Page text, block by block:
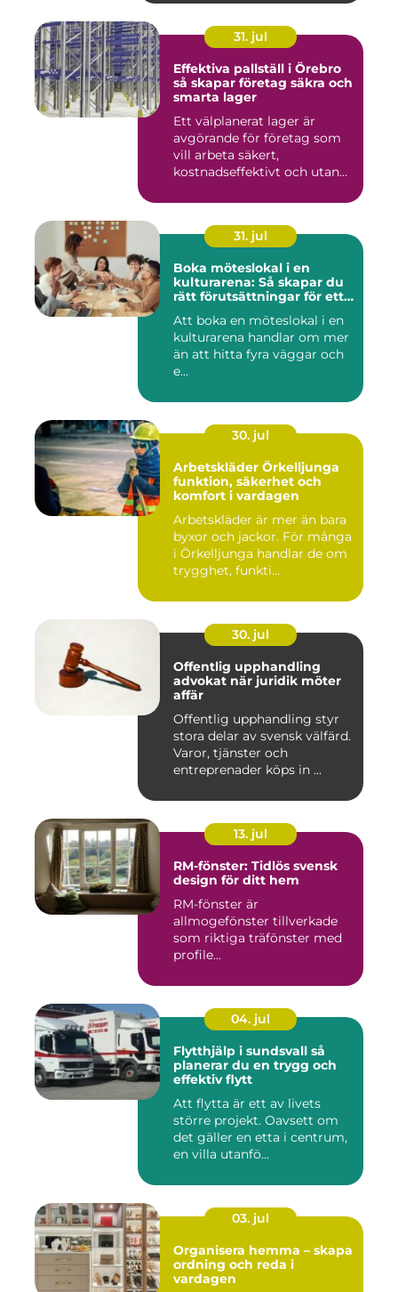
31. jul
Effektiva pallställ i Örebro
så skapar företag säkra och
smarta lager
Ett välplanerat lager är
avgörande för företag som
vill arbeta säkert,
kostnadseffektivt och utan
31. jul
Boka möteslokal i en
kulturarena: Så skapar du
rätt förutsättningar för ett
Att boka en möteslokal i en
kulturarena handlar om mer
än att hitta fyra väggar och
e...
30. jul
Arbetskläder Örkelljunga
funktion, säkerhet och
komfort i vardagen
Arbetskläder är mer än bara
byxor och jackor. För många
i Örkelljunga handlar de om
trygghet, funkti...
30. jul
Offentlig upphandling
advokat när juridik möter
affär
Offentlig upphandling styr
stora delar av svensk välfärd.
Varor, tjänster och
entreprenader köps in ...
13. jul
RM-fönster: Tidlös svensk
design för ditt hem
RM-fönster är
allmogefönster tillverkade
som riktiga träfönster med
profile...
04. jul
Flytthjälp i sundsvall så
planerar du en trygg och
effektiv flytt
Att flytta är ett av livets
större projekt. Oavsett om
det gäller en etta i centrum,
en villa utanfö...
03. jul
Organisera hemma – skapa
ordning och reda i
vardagen